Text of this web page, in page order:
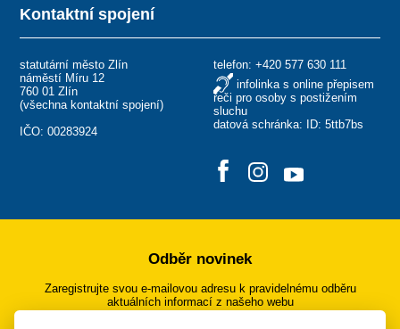
Kontaktní spojení
statutární město Zlín
náměstí Míru 12
760 01 Zlín
(všechna kontaktní spojení)
IČO: 00283924
telefon: +420 577 630 111
infolinka s online přepisem
řeči pro osoby s postižením
sluchu
datová schránka: ID: 5ttb7bs
Odběr novinek
Zaregistrujte svou e-mailovou adresu k pravidelnému odběru
aktuálních informací z našeho webu